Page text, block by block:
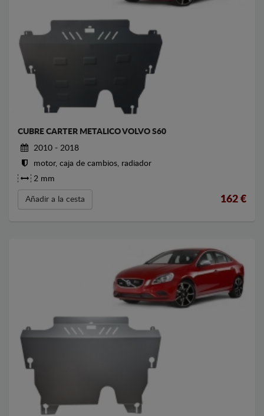
CUBRE CARTER METALICO VOLVO S60
2010 - 2018
motor, caja de cambios, radiador
2 mm
Añadir a la cesta 162 €